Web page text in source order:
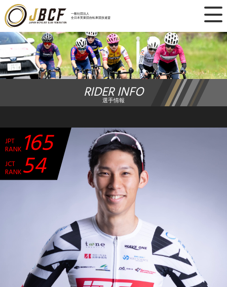
一般社団法人
全日本実業団自転車競技連盟
×
ニュース
レース日程
ランキング
チーム・選手
競技ガイド
加盟・登録
エントリー
JBCF ROAD SERIESとは
RIDER INFO
選手情報
JPT
RANK 165
JCT
RANK54